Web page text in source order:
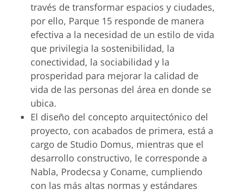
través de transformar espacios y ciudades,
por ello, Parque 15 responde de manera
efectiva a la necesidad de un estilo de vida
que privilegia la sostenibilidad, la
conectividad, la sociabilidad y la
prosperidad para mejorar la calidad de
vida de las personas del área en donde se
ubica.
El diseño del concepto arquitectónico del
proyecto, con acabados de primera, está a
cargo de Studio Domus, mientras que el
desarrollo constructivo, le corresponde a
Nabla, Prodecsa y Coname, cumpliendo
con las más altas normas y estándares